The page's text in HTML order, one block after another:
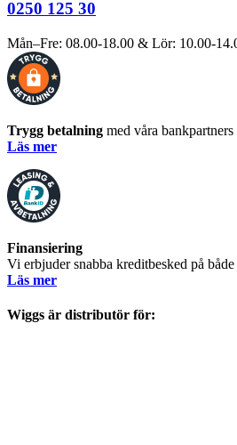
0250 125 30
Mån–Fre: 08.00-18.00 & Lör: 10.00-
Trygg betalning med våra bankpartners
Läs mer
Finansiering
Vi erbjuder snabba kreditbesked på
Läs mer
Wiggs är distributör för: